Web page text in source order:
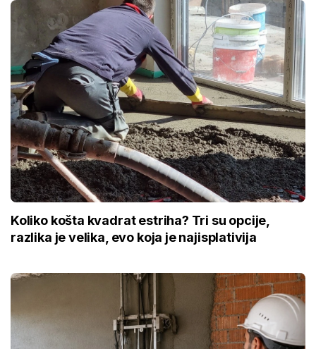
Koliko košta kvadrat estriha? Tri su opcije,
razlika je velika, evo koja je najisplativija